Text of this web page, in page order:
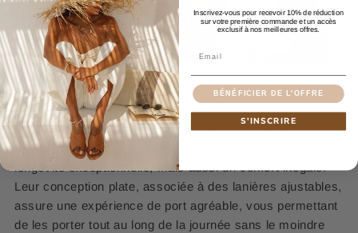
Confort et Qualité Sans Égal
Fabriquées avec soin à partir de simili cuir de haute
qualité, cessandales
longévité exceptionnelle, mais aussi un confort inégalé.
Leur conception plate, associée à des lanières ajustables,
assure une expérience de port agréable, vous permettant
de les porter tout au long de la journée sans le moindre
Inscrivez-vous pour recevoir 10% de réduction
sur votre première commande et un accès
exclusif à nos meilleures offres.
BÉNÉFICIER DE L'OFFRE
S'INSCRIRE